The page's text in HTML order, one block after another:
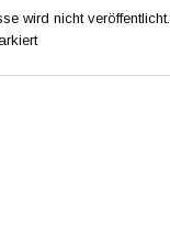
wird nicht veröffentlicht.